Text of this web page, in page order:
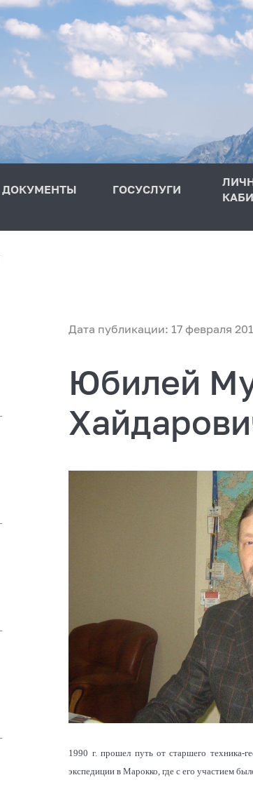
ДОКУМЕНТЫ ГОСУСЛУГИ
Дата публикации: 17 февраля
Юбилей
1990 г. прошел путь от старшего техника-
экспедиции в Марокко, где с его участием